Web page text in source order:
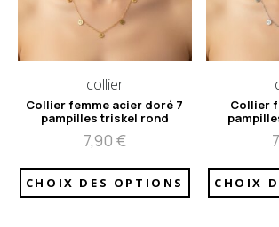
collier
Collier femme acier doré 7
pampilles triskel rond
7,90 €
CHOIX DES OPTIONS
Collier
CHOIX